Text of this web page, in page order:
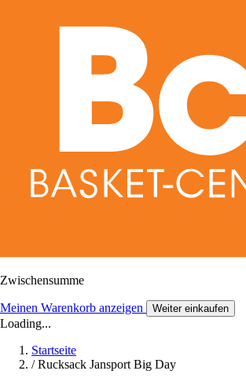
Zwischensumme
Meinen Warenkorb anzeigen Weiter einkaufen
Loading...
Startseite
/ Rucksack Jansport Big Day